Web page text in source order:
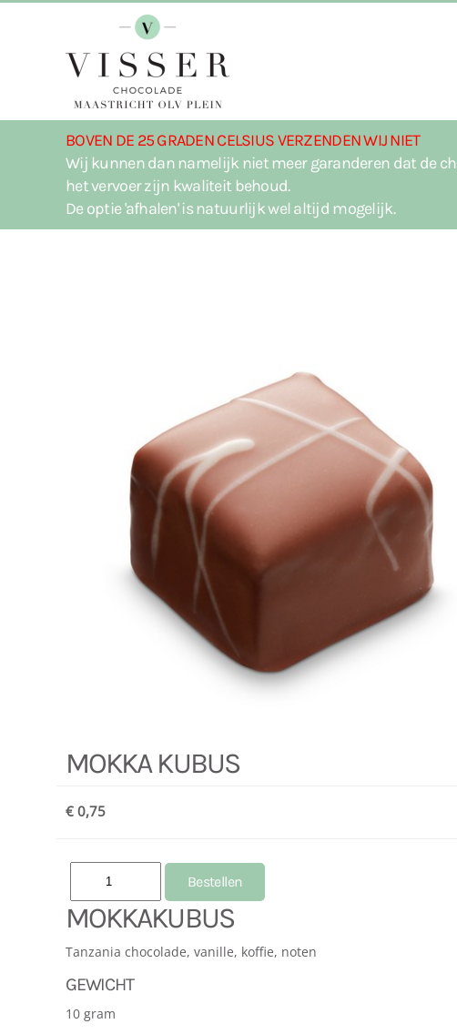
Terug naar hoofdinhoud
BOVEN DE 25 GRADEN CELSIUS VERZENDEN WIJ NIET
Wij kunnen dan namelijk niet meer garanderen dat de
het vervoer zijn kwaliteit behoud.
De optie 'afhalen' is natuurlijk wel altijd mogelijk.
MOKKA KUBUS
€ 0,75
MOKKAKUBUS
Tanzania chocolade, vanille, koffie, noten
GEWICHT
10 gram